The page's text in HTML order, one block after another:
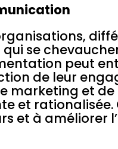
se
peut
de leur
marketing et
et
et à améliorer